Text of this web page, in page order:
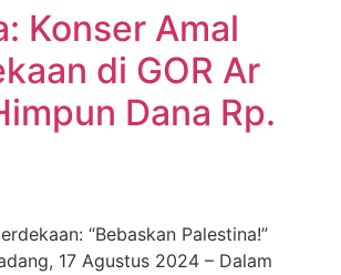
Konser Amal
di GOR Ar
Dana Rp.
“Bebaskan Palestina!”
17 Agustus 2024 – Dalam